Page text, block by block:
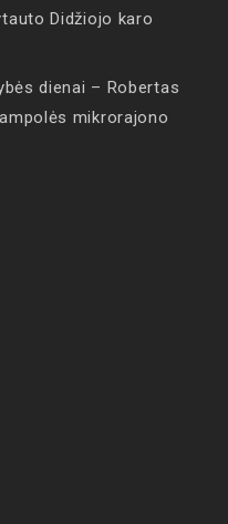
Didžiojo karo
dienai – Robertas
mikrorajono